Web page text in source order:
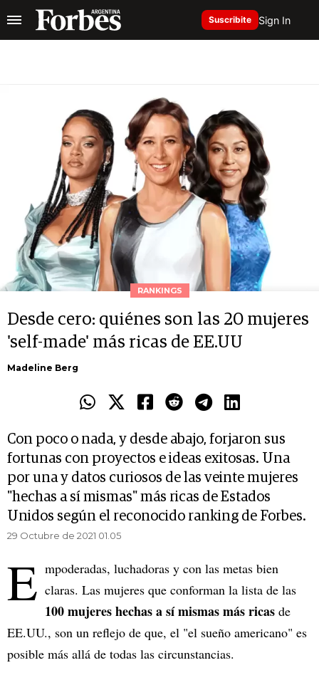
Suscribite Sign In
RANKINGS
Desde cero: quiénes son las 20 mujeres
'self-made' más ricas de EE.UU
Madeline Berg
Con poco o nada, y desde abajo, forjaron sus
fortunas con proyectos e ideas exitosas. Una
por una y datos curiosos de las veinte mujeres
"hechas a sí mismas" más ricas de Estados
Unidos según el reconocido ranking de Forbes.
29 Octubre de 2021 01.05
E mpoderadas, luchadoras y con las metas bien
claras. Las mujeres que conforman la lista de las
100 mujeres hechas a sí mismasmás ricas de
EE.UU., son un reflejo de que, el "el sueño americano" es
posible más allá de todas las circunstancias.